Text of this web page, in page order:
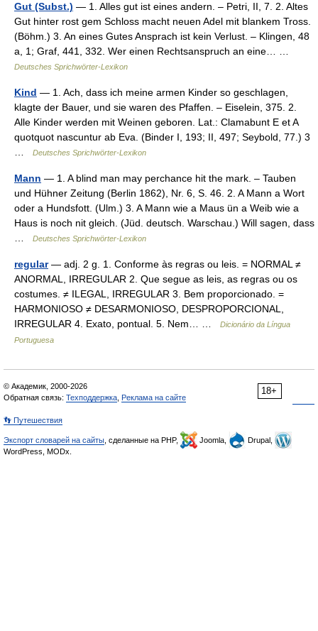
Gut (Subst.) — 1. Alles gut ist eines andern. – Petri, II, 7. 2. Altes
Gut hinter rost gem Schloss macht neuen Adel mit blankem Tross.
(Böhm.) 3. An eines Gutes Ansprach ist kein Verlust. – Klingen, 48
a, 1; Graf, 441, 332. Wer einen Rechtsanspruch an eine… …
Deutsches Sprichwörter-Lexikon
Kind — 1. Ach, dass ich meine armen Kinder so geschlagen,
klagte der Bauer, und sie waren des Pfaffen. – Eiselein, 375. 2.
Alle Kinder werden mit Weinen geboren. Lat.: Clamabunt E et A
quotquot nascuntur ab Eva. (Binder I, 193; II, 497; Seybold, 77.) 3
Deutsches Sprichwörter-Lexikon
Mann — 1. A blind man may perchance hit the mark. – Tauben
und Hühner Zeitung (Berlin 1862), Nr. 6, S. 46. 2. A Mann a Wort
oder a Hundsfott. (Ulm.) 3. A Mann wie a Maus ün a Weib wie a
Haus is noch nit gleich. (Jüd. deutsch. Warschau.) Will sagen, dass
Deutsches Sprichwörter-Lexikon
regular— adj. 2 g. 1. Conforme às regras ou leis. = NORMAL ≠
ANORMAL, IRREGULAR 2. Que segue as leis, as regras ou os
costumes. ≠ ILEGAL, IRREGULAR 3. Bem proporcionado. =
HARMONIOSO ≠ DESARMONIOSO, DESPROPORCIONAL,
IRREGULAR 4. Exato, pontual. 5. Nem… …
Dicionário da Língua
Portuguesa
18+
© Академик, 2000-2026
Обратная связь: Техподдержка Реклама на сайте
👣 Путешествия
Экспорт словарей на сайты , сделанные на PHP, Joomla,
Drupal,
WordPress, MODx.